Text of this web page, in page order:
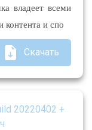
владеет всеми
контента и спо
Скачать